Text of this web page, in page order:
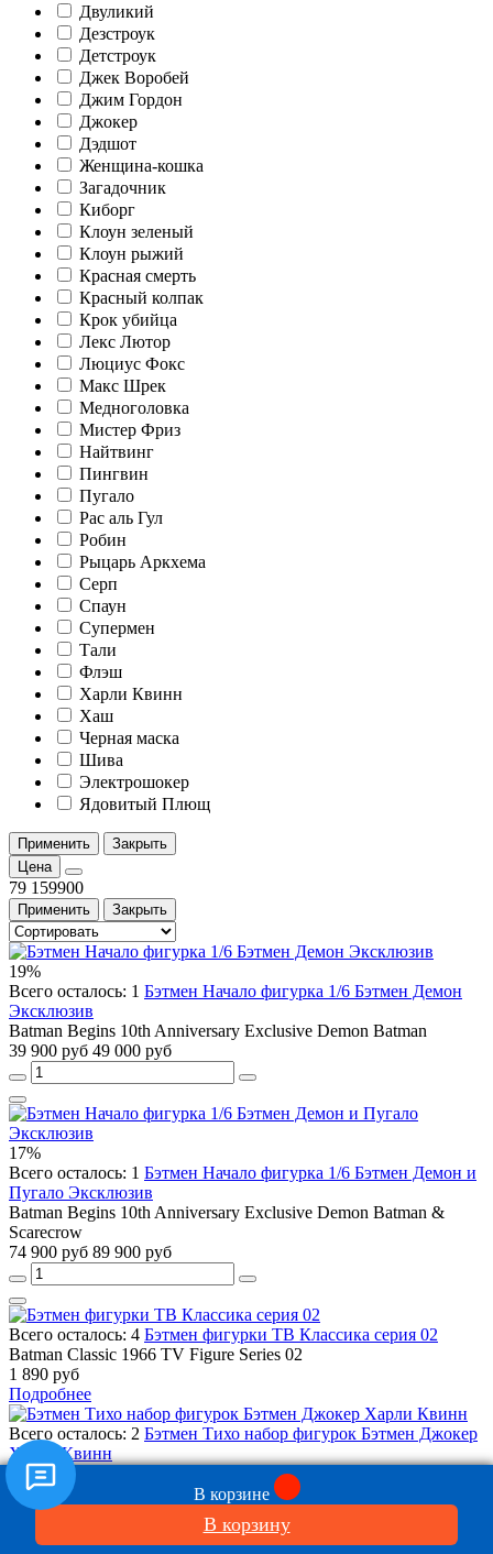
Двуликий
Дезстроук
Детстроук
Джек Воробей
Джим Гордон
Джокер
Дэдшот
Женщина-кошка
Загадочник
Киборг
Клоун зеленый
Клоун рыжий
Красная смерть
Красный колпак
Крок убийца
Лекс Лютор
Люциус Фокс
Макс Шрек
Медноголовка
Мистер Фриз
Найтвинг
Пингвин
Пугало
Рас аль Гул
Робин
Рыцарь Аркхема
Серп
Спаун
Супермен
Тали
Флэш
Харли Квинн
Хаш
Черная маска
Шива
Электрошокер
Ядовитый Плющ
Применить
Закрыть
Цена
79 159900
Применить Закрыть
19%
Всего осталось: 1 Бэтмен Начало фигурка 1/6 Бэтмен Демон
Эксклюзив
Batman Begins 10th Anniversary Exclusive Demon Batman
39 900 руб 49 000 руб
17%
Всего осталось: 1 Бэтмен Начало фигурка 1/6 Бэтмен Демон и
Пугало Эксклюзив
Batman Begins 10th Anniversary Exclusive Demon Batman &
Scarecrow
74 900 руб 89 900 руб
Всего осталось: 4 Бэтмен фигурки ТВ Классика серия 02
Batman Classic 1966 TV Figure Series 02
1 890 руб
Подробнее
Всего осталось: 2 Бэтмен Тихо набор фигурок Бэтмен Джокер
Харли Квинн
Batman Hush Three Pack Series 01
16 900 руб
В корзине
В корзину